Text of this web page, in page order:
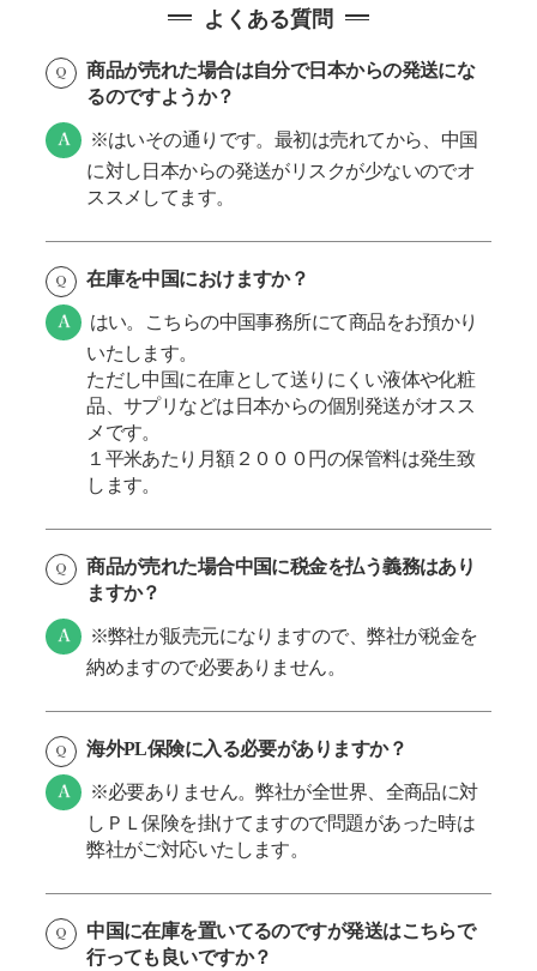
よくある質問
商品が売れた場合は自分で日本からの発送にな
るのですようか？
※はいその通りです。最初は売れてから、中国
に対し日本からの発送がリスクが少ないのでオ
ススメしてます。
在庫を中国におけますか？
はい。こちらの中国事務所にて商品をお預かり
いたします。
ただし中国に在庫として送りにくい液体や化粧
品、サプリなどは日本からの個別発送がオスス
メです。
１平米あたり月額２０００円の保管料は発生致
します。
商品が売れた場合中国に税金を払う義務はあり
ますか？
※弊社が販売元になりますので、弊社が税金を
納めますので必要ありません。
海外PL保険に入る必要がありますか？
※必要ありません。弊社が全世界、全商品に対
しＰＬ保険を掛けてますので問題があった時は
弊社がご対応いたします。
中国に在庫を置いてるのですが発送はこちらで
行っても良いですか？